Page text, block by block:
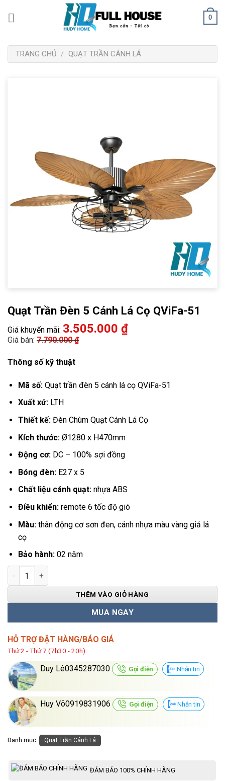
dung
0
TRANG CHỦ / QUẠT TRẦN CÁNH LÁ
Quạt Trần Đèn 5 Cánh Lá Cọ QViFa-51
Giá khuyến mãi: 3.505.000 ₫
Giá bán: 7.790.000₫
Thông số kỹ thuật
Mã số:Quạt trần đèn 5 cánh lá cọ QViFa-51
Xuất xứ: LTH
Thiết kế:Đèn Chùm Quạt Cánh Lá Cọ
Kích thước:Ø1280 x H470mm
Động cơ:DC – 100% sợi đồng
Bóng đèn:E27 x 5
Chất liệu cánh quạt: nhựa ABS
Điều khiển:remote 6 tốc độ gió
Màu:thân động cơ sơn đen, cánh nhựa màu vàng giả lá
cọ
Bảo hành:02 năm
Quạt Trần Đèn 5 Cánh Lá Cọ QViFa-51 số lượng
THÊM VÀO GIỎ HÀNG
MUA NGAY
HỖ TRỢ ĐẶT HÀNG/BÁO GIÁ
Thứ 2 - Thứ 7 (7h30 - 20h)
Duy Lê0345287030 Gọi điện Nhắn tin
Huy Võ0919831906 Gọi điện Nhắn tin
Danh mục: Quạt Trần Cánh Lá
ĐẢM BẢO 100% CHÍNH HÃNG